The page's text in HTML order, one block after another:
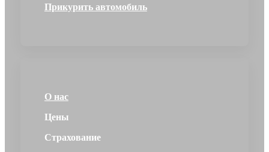
Прикурить автомобиль
О нас
Цены
Страхование